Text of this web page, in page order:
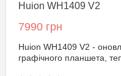
Huion WH1409 V2
7990 грн
Huion WH1409 V2 -
графічного планшета,